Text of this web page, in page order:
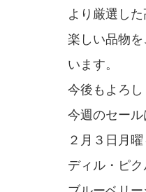
より厳選した
楽しい品物
います。
今後もよろし
今週のセール
２月３日月
ディル・ピ